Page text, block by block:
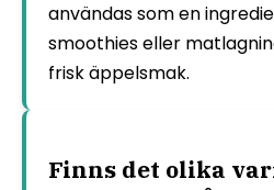
användas som en
smoothies eller
frisk äppelsmak.
Finns det olika